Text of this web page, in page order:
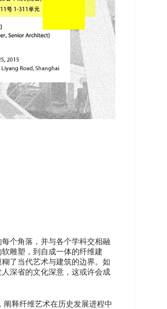
个角落，并与各个学科交相融
雕塑，到自成一体的纤维建
了当代艺术与建筑的边界。如
深省的文化深意，这或许会成
释纤维艺术在历史发展进程中